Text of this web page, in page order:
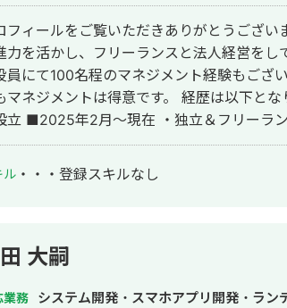
フィールをご覧いただきありがとうござい
力を活かし、フリーランスと法人経営をしてい
員にて100名程のマネジメント経験もござ
メントは得意です。 経歴は以下となります。 ■2026年3月～ ・法
立 ■2025年2月～現在 ・独立＆フリーラ
式会社アシロ リーガルメディア事業執行
役 ■2021年11月～2022年8月 ・リーガル
ル ・・・ 登録スキルなし
大嗣
業務
システム開発・スマホアプリ開発・ラン